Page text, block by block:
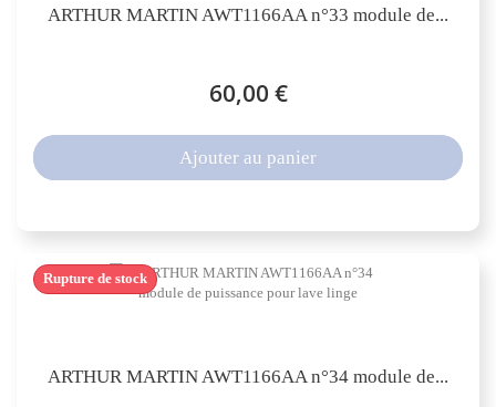
ARTHUR MARTIN AWT1166AA n°33 module de...
60,00 €
Ajouter au panier
ARTHUR MARTIN AWT1166AA n°34 module de...
Rupture de stock